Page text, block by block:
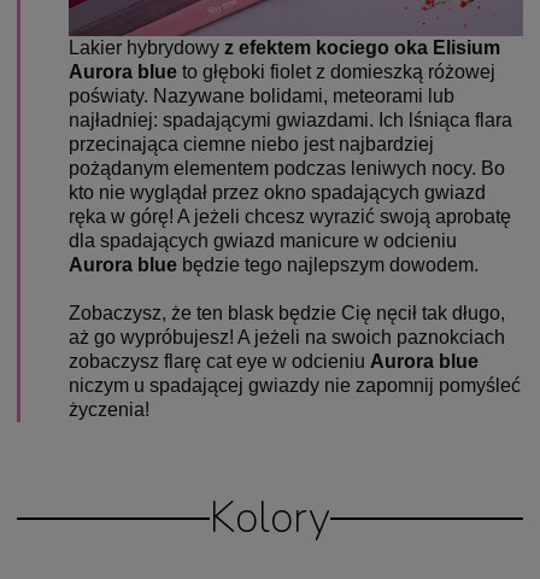
Lakier hybrydowy z efektem kociego oka Elisium
Aurora blue to głęboki fiolet z domieszką różowej
poświaty. Nazywane bolidami, meteorami lub
najładniej: spadającymi gwiazdami. Ich lśniąca flara
przecinająca ciemne niebo jest najbardziej
pożądanym elementem podczas leniwych nocy. Bo
kto nie wyglądał przez okno spadających gwiazd
ręka w górę! A jeżeli chcesz wyrazić swoją aprobatę
dla spadających gwiazd manicure w odcieniu
Aurora blue będzie tego najlepszym dowodem.
Zobaczysz, że ten blask będzie Cię nęcił tak długo,
aż go wypróbujesz! A jeżeli na swoich paznokciach
zobaczysz flarę cat eye w odcieniu Aurora blue
niczym u spadającej gwiazdy nie zapomnij pomyśleć
życzenia!
Kolory